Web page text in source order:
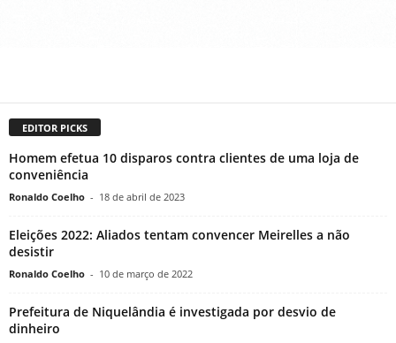
EDITOR PICKS
Homem efetua 10 disparos contra clientes de uma loja de
conveniência
Ronaldo Coelho - 18 de abril de 2023
Eleições 2022: Aliados tentam convencer Meirelles a não
desistir
Ronaldo Coelho - 10 de março de 2022
Prefeitura de Niquelândia é investigada por desvio de
dinheiro